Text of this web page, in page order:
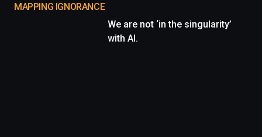
MAPPING IGNORANCE
We are not ‘in the singularity’
with AI.